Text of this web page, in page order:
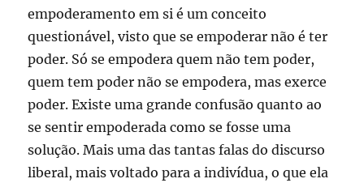
empoderamento em si é um conceito
questionável, visto que se empoderar não é ter
poder. Só se empodera quem não tem poder,
quem tem poder não se empodera, mas exerce
poder. Existe uma grande confusão quanto ao
se sentir empoderada como se fosse uma
solução. Mais uma das tantas falas do discurso
liberal, mais voltado para a indivídua, o que ela